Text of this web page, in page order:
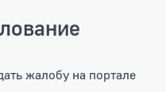
жалобу на портале